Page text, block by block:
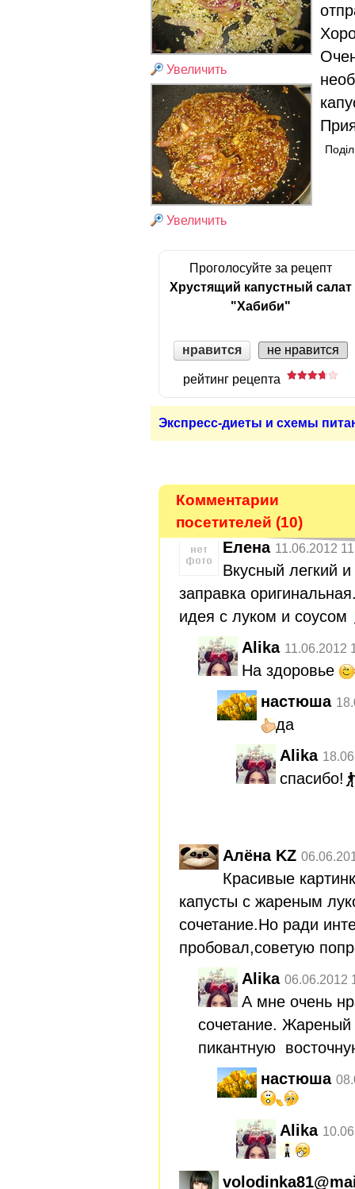
Увеличить
Увеличить
Проголосуйте за рецепт
Хрустящий капустный салат
"Хабиби"
нравится не нравится
рейтинг рецепта
Экспресс-диеты и схемы
Комментарии
посетителей (10)
Еленa 11.06.2012
Вкусный легкий
заправка
идея с луком и соусом
Alika 11.06.2012
На здоровье
настюша
да
Alika
спасибо!
Алёна KZ
Красивые
капусты с жареным
сочетание.Но ради
пробовал,советую
Alika 06.06.2012
А мне очень
сочетание. Жареный
пикантную
настюша
Alika